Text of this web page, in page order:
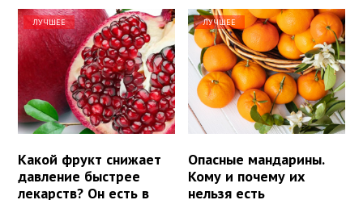
ЛУЧШЕЕ
Какой фрукт снижает
давление быстрее
лекарств? Он есть в
ЛУЧШЕЕ
Опасные мандарины.
Кому и почему их
нельзя есть